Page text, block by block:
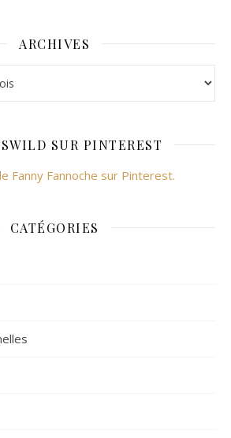
ARCHIVES
SUR PINTEREST
Fanny Fannoche sur Pinterest.
CATÉGORIES